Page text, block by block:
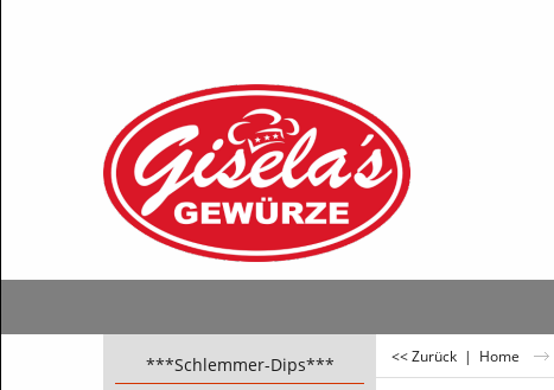
***Schlemmer-Dips***
<< Zurück | Home